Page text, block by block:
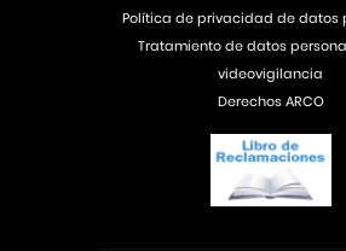
Política de privacidad de datos
Tratamiento de datos
videovigilancia
Derechos ARCO